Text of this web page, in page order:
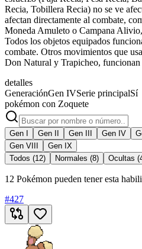
Recia, Tobillera Recia) no se ve
afectan directamente al combate,
Moneda Amuleto o Campana
Todos los objetos equipados
combate. Otros movimientos que
Don Natural y Trapicheo, funcionan
detalles
GeneraciónGen IVSerie principalSí
pokémon con Zoquete
Gen I Gen II Gen III Gen IV
Gen VIII
Gen IX
Todos (12)
Normales (8) Ocultas
12 Pokémon pueden tener esta
#427